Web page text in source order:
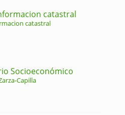
catastral
catastral
Socioeconómico
Capilla